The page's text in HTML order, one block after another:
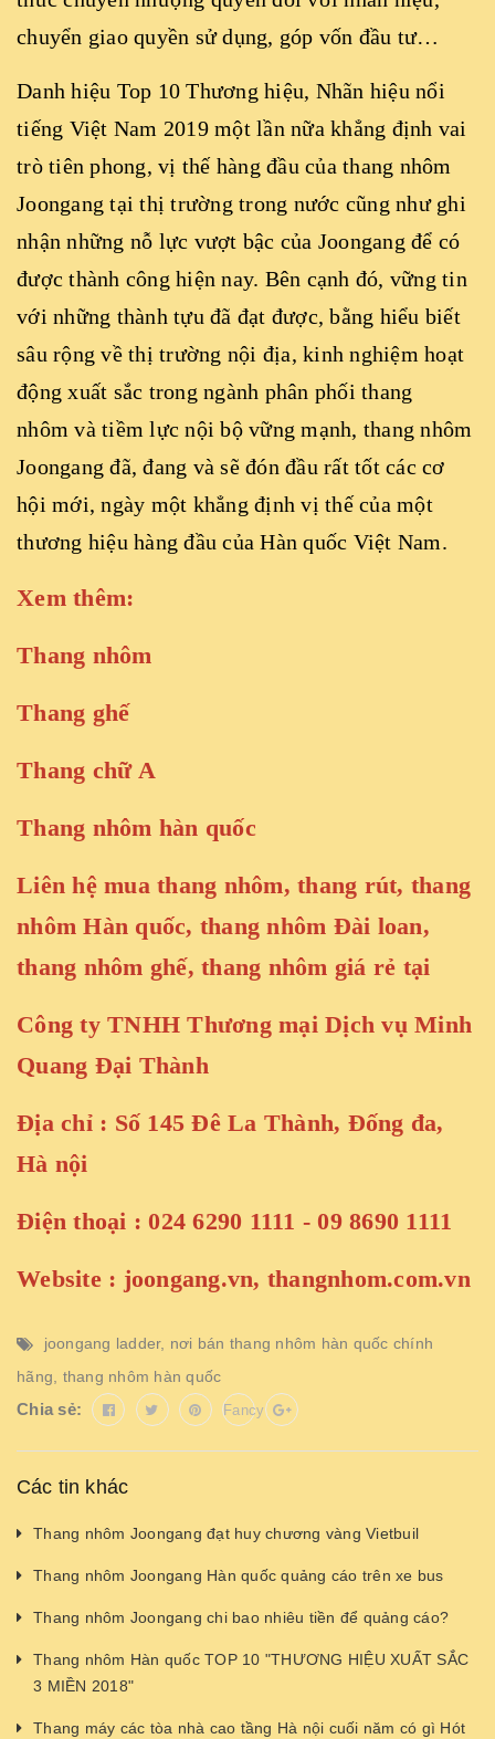
chuyển giao quyền sử dụng, góp vốn đầu tư…
Danh hiệu Top 10 Thương hiệu, Nhãn hiệu nổi
tiếng Việt Nam 2019 một lần nữa khẳng định vai
trò tiên phong, vị thế hàng đầu của thang nhôm
Joongang tại thị trường trong nước cũng như ghi
nhận những nỗ lực vượt bậc của Joongang để có
được thành công hiện nay. Bên cạnh đó, vững tin
với những thành tựu đã đạt được, bằng hiểu biết
sâu rộng về thị trường nội địa, kinh nghiệm hoạt
động xuất sắc trong ngành phân phối thang
nhôm và tiềm lực nội bộ vững mạnh, thang nhôm
Joongang đã, đang và sẽ đón đầu rất tốt các cơ
hội mới, ngày một khẳng định vị thế của một
thương hiệu hàng đầu của Hàn quốc Việt Nam.
Xem thêm:
Thang nhôm
Thang ghế
Thang chữ A
Thang nhôm hàn quốc
Liên hệ mua thang nhôm, thang rút, thang
nhôm Hàn quốc, thang nhôm Đài loan,
thang nhôm ghế, thang nhôm giá rẻ tại
Công ty TNHH Thương mại Dịch vụ Minh
Quang Đại Thành
Địa chỉ : Số 145 Đê La Thành, Đống đa,
Hà nội
Điện thoại : 024 6290 1111 - 09 8690 1111
Website : joongang.vn, thangnhom.com.vn
joongang ladder, nơi bán thang nhôm hàn quốc chính
hãng, thang nhôm hàn quốc
Chia sẻ: Fancy
Các tin khác
Thang nhôm Joongang đạt huy chương vàng Vietbuil
Thang nhôm Joongang Hàn quốc quảng cáo trên xe bus
Thang nhôm Joongang chi bao nhiêu tiền để quảng cáo?
Thang nhôm Hàn quốc TOP 10 "THƯƠNG HIỆU XUẤT SẮC
3 MIỀN 2018"
Thang máy các tòa nhà cao tầng Hà nội cuối năm có gì Hót